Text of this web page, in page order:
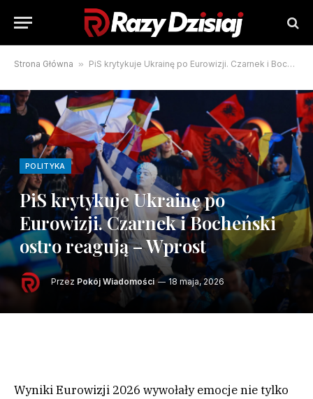
Strona Główna » PiS krytykuje Ukrainę po Eurowizji. Czarnek i Bocheński ostro reagują – Wprost
POLITYKA
PiS krytykuje Ukrainę po
Eurowizji. Czarnek i Bocheński
ostro reagują – Wprost
Przez Pokój Wiadomości 18 maja, 2026
Wyniki Eurowizji 2026 wywołały emocje nie tylko